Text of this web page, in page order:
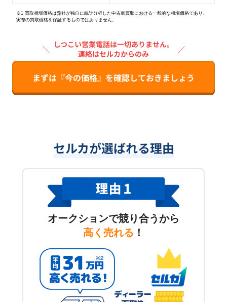
※1 買取相場価格は弊社が独自に統計分析した中古車買取における一般的な相場価格であり、
実際の買取価格を保証するものではありません。
＼
しつこい営業電話は一切ありません。
連絡はセルカからのみ
／
まずは『今の価格』を確認しておきましょう
セルカが選ばれる理由
オークションで競り合うから
高く売れる ！